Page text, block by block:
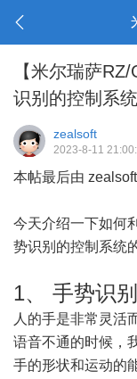
【米尔瑞萨
识别的控制系统
zealsoft
2023-8-11
本帖最后由
今天介绍一下如何
势识别的控制系统
1、 手势识
人的手是非常灵活
语音不通的时候，
手的形状和运动的